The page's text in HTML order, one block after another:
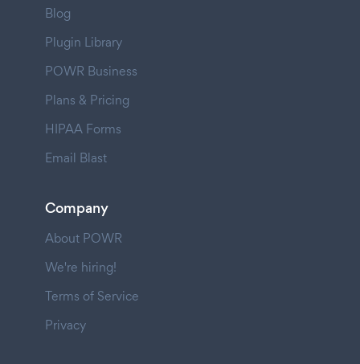
Blog
Plugin Library
POWR Business
Plans & Pricing
HIPAA Forms
Email Blast
Company
About POWR
We're hiring!
Terms of Service
Privacy